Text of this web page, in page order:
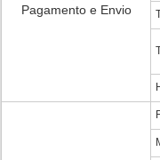
Pagamento e Envio